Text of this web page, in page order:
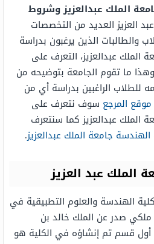
الملك عبدالعزيز وشروط
العزيز العديد من التخصصات
والطالبات الذين يرغبون بدراسة
عبدالعزيز، التعرف على
ما تقوم الجامعة بتوضيحه من
للطلاب الراغبين بدراسة أي من
موقع المرجع سوف نتعرف على
عبدالعزيز كما سنتعرف
جامعة الملك عبدالعزيز.
الملك عبد العزيز
الهندسة والعلوم التطبيقية في
ملكي صدر عن الملك خالد بن
1394هـ، وكان أول قسم تم إنشاؤه في الكلية هو